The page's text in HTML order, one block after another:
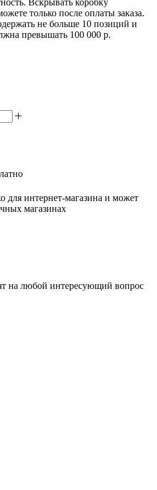
только после оплаты заказа.
не больше 10 позиций и
превышать 100 000 р.
для интернет-магазина и может
магазинах
на любой интересующий вопрос